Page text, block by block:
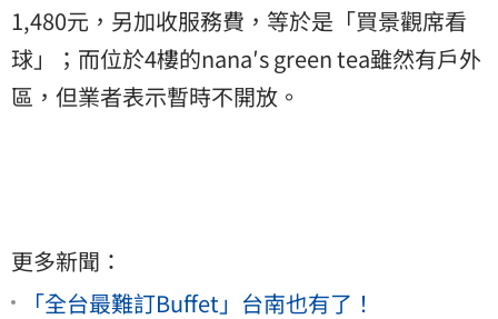
1,480元，另加收服務費，等於是「買景觀席看
球」；而位於4樓的nana′s green tea雖然有戶外
區，但業者表示暫時不開放。
更多新聞：
「全台最難訂Buffet」台南也有了！